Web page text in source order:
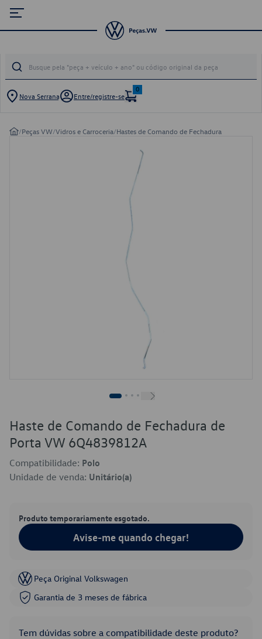
Nova Serrana Entre/registre-se
0
/Peças VW/Vidros e Carroceria/Hastes de Comando de Fechadura
Haste de Comando de Fechadura de
Porta VW 6Q4839812A
Compatibilidade: Polo
Unidade de venda: Unitário(a)
Produto temporariamente esgotado.
Avise-me quando chegar!
Peça Original Volkswagen
Garantia de 3 meses de fábrica
Tem dúvidas sobre a compatibilidade deste produto?